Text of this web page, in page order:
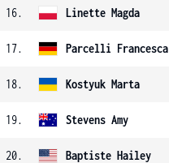
16. Linette Magda
17. Parcelli Francesca
18. Kostyuk Marta
19. Stevens Amy
20. Baptiste Hailey